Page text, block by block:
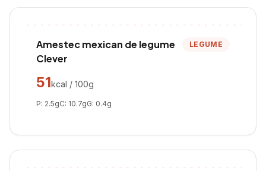
Amestec mexican de legume
Clever
LEGUME
51kcal / 100g
P: 2.5gC: 10.7gG: 0.4g